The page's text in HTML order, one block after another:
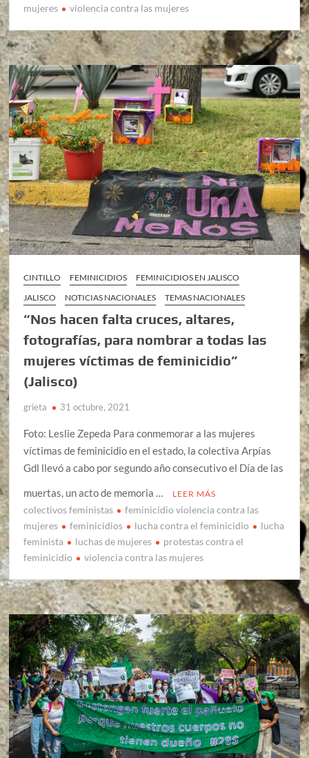
mujeres violencia contra las mujeres
CINTILLO FEMINICIDIOS
FEMINICIDIOS EN JALISCO
JALISCO
NOTICIAS NACIONALES TEMAS NACIONALES
“Nos hacen falta cruces, altares,
fotografías, para nombrar a todas las
mujeres víctimas de feminicidio”
(Jalisco)
grieta 31 octubre, 2021
Foto: Leslie Zepeda Para conmemorar a las mujeres
víctimas de feminicidio en el estado, la colectiva Arpías
Gdl llevó a cabo por segundo año consecutivo el Día de las
muertas, un acto de memoria …
LEER MÁS
colectivos feministas
feminicidio violencia contra las
mujeres
feminicidios lucha contra el feminicidio
lucha
feminista
luchas de mujeres
protestas contra el
feminicidio
violencia contra las mujeres